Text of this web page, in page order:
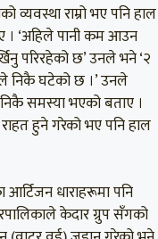
व्यवस्था राम्रो भए पनि हाल
। ‘अहिले पानी कम आउन
परिरहेको छ’ उनले भने ‘२
निकै घटेको छ ।’ उनले
समस्या भएको बताए ।
राहत हुने गरेको भए पनि हाल
आर्टिजन धाराहरूमा पनि
केदार ग्रुप सँगको